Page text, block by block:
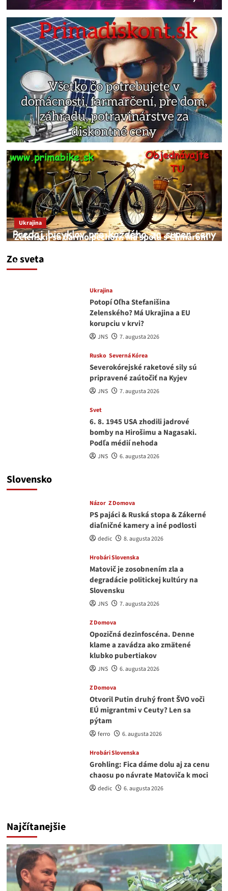
Zo sveta
Ukrajina
Zelenskij sa darmo pechorí. Má spolu s Chmarom
medvedar
Ukrajina
Potopí Oľha Stefanišina
Zelenského? Má Ukrajina a EU
korupciu v krvi?
JNS 7. augusta 2026
Rusko Severná Kórea
Severokórejské raketové sily sú
pripravené zaútočiť na Kyjev
JNS 7. augusta 2026
Svet
6. 8. 1945 USA zhodili jadrové
bomby na Hirošimu a Nagasaki.
Podľa médií nehoda
JNS 6. augusta 2026
Slovensko
Názor Z Domova
PS pajáci & Ruská stopa & Zákerné
diaľničné kamery a iné podlosti
dedic 8. augusta 2026
Hrobári Slovenska
Matovič je zosobnením zla a
degradácie politickej kultúry na
Slovensku
JNS 7. augusta 2026
Z Domova
Opozičná dezinfoscéna. Denne
klame a zavádza ako zmätené
klubko pubertiakov
JNS 6. augusta 2026
Z Domova
Otvoril Putin druhý front ŠVO voči
EÚ migrantmi v Ceuty? Len sa
pýtam
ferro 6. augusta 2026
Hrobári Slovenska
Grohling: Fica dáme dolu aj za cenu
chaosu po návrate Matoviča k moci
dedic 6. augusta 2026
Najčítanejšie